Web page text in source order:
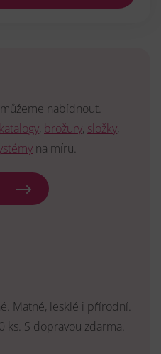
nabídnout.
katalogy, brožury, složky,
na míru.
Matné, lesklé i přírodní.
ks. S dopravou zdarma.